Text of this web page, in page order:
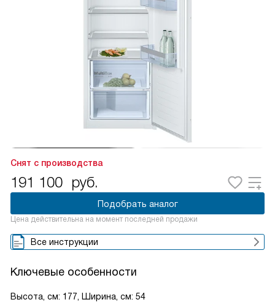
Снят с производства
191 100 руб.
Подобрать аналог
Цена действительна на момент последней продажи
Все инструкции
Ключевые особенности
Высота, см: 177, Ширина, см: 54